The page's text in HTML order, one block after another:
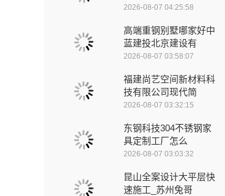
2026-08-07 04:25:58
高端重钢别墅哪家好中
蓝建投北京建设有
2026-08-07 03:58:07
福建尚艺空间新材料科
技有限公司现代简
2026-08-07 03:32:15
东钢科技304不锈钢家
具定制工厂怎么
2026-08-07 03:03:32
昆山全案设计大平层快
速施工_苏州兔哥